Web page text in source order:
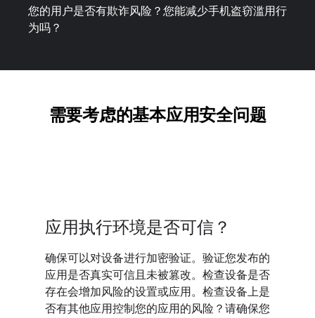
您的用户是否有欺诈风险？您能减少手机盗窃滥用行
为吗？
需要考虑的基本应用安全问题
应用执行环境是否可信？
确保可以对设备进行加密验证。验证您发布的
应用是否真实可信且未被篡改。检查设备是否
存在会增加风险的设置或应用。检查设备上是
否有其他应用控制您的应用的风险？请确保您